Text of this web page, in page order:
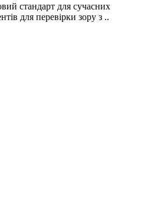
стандарт для сучасних
для перевірки зору з ..